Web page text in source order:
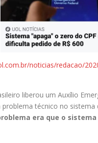
noticias/redacao/
liberou um Auxílio
técnico no
era que o